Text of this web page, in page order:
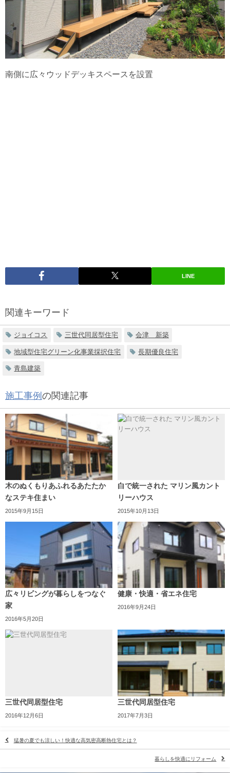
南側に広々ウッドデッキスペースを設置
LINE
関連キーワード
ジョイコス 三世代同居型住宅 会津 新築
地域型住宅グリーン化事業採択住宅 長期優良住宅
青島建築
施工事例 の関連記事
木のぬくもりあふれるあたたか
なステキ住まい
2015年9月15日
白で統一された マリン風カント
リーハウス
2015年10月13日
広々リビングが暮らしをつなぐ
家
2016年5月20日
健康・快適・省エネ住宅
2016年9月24日
三世代同居型住宅
2016年12月6日
三世代同居型住宅
2017年7月3日
猛暑の夏でも涼しい！快適な高気密高断熱住宅とは？
暮らしを快適にリフォーム